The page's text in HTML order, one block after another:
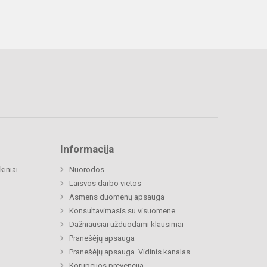
Informacija
Nuorodos
Laisvos darbo vietos
Asmens duomenų apsauga
Konsultavimasis su visuomene
Dažniausiai užduodami klausimai
Pranešėjų apsauga
Pranešėjų apsauga. Vidinis kanalas